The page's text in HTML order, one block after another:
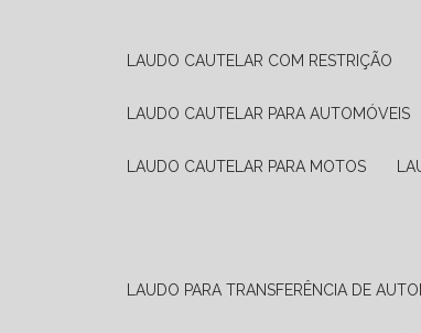
LAUDO CAUTELAR COM RESTRIÇÃO
LAUDO CAUTELAR PARA AUTOMÓVEIS
LAUDO CAUTELAR PARA MOTOS
LAUDO PARA TRANSFERÊNCIA DE